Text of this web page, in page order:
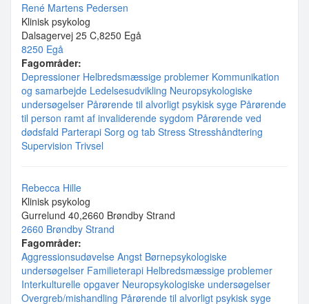
René Martens Pedersen
Klinisk psykolog
Dalsagervej 25 C,8250 Egå
8250 Egå
Fagområder:
Depressioner Helbredsmæssige problemer Kommunikation
og samarbejde Ledelsesudvikling Neuropsykologiske
undersøgelser Pårørende til alvorligt psykisk syge Pårørende
til person ramt af invaliderende sygdom Pårørende ved
dødsfald Parterapi Sorg og tab Stress Stresshåndtering
Supervision Trivsel
Rebecca Hille
Klinisk psykolog
Gurrelund 40,2660 Brøndby Strand
2660 Brøndby Strand
Fagområder:
Aggressionsudøvelse Angst Børnepsykologiske
undersøgelser Familieterapi Helbredsmæssige problemer
Interkulturelle opgaver Neuropsykologiske undersøgelser
Overgreb/mishandling Pårørende til alvorligt psykisk syge